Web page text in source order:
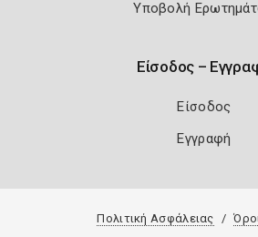
Υποβολή
Είσοδος –
Είσοδος
Εγγραφή
Πολιτική Ασφάλειας